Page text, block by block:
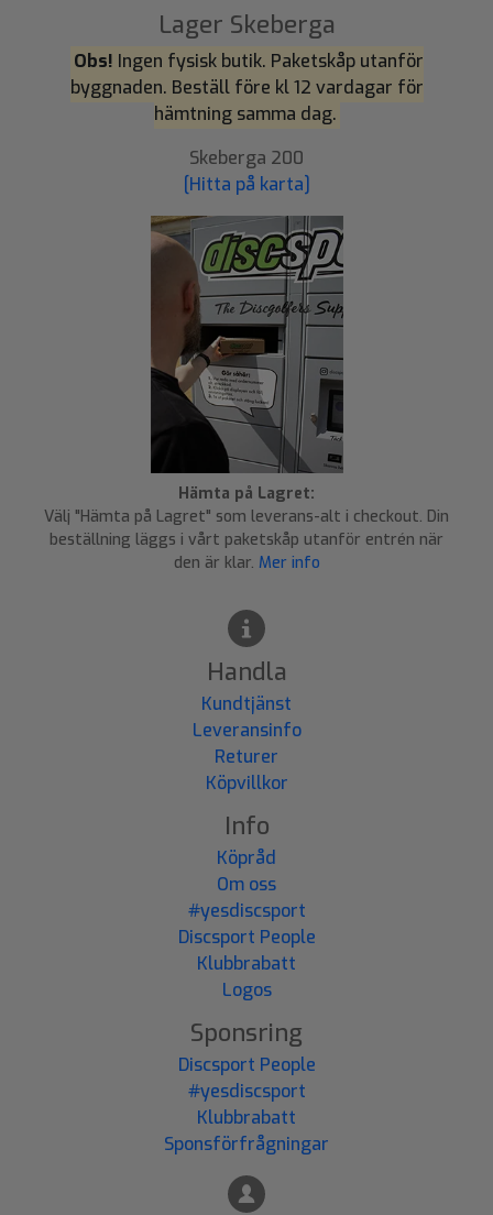
Lager Skeberga
Obs! Ingen fysisk butik. Paketskåp utanför
byggnaden. Beställ före kl 12 vardagar för
hämtning samma dag.
Skeberga 200
[Hitta på karta]
Hämta på Lagret:
Välj "Hämta på Lagret" som leverans-alt i checkout. Din
beställning läggs i vårt paketskåp utanför entrén när
den är klar. Mer info
Handla
Kundtjänst
Leveransinfo
Returer
Köpvillkor
Info
Köpråd
Om oss
#yesdiscsport
Discsport People
Klubbrabatt
Logos
Sponsring
Discsport People
#yesdiscsport
Klubbrabatt
Sponsförfrågningar